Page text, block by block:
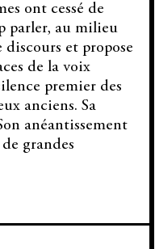
ont cessé de
parler, au milieu
et propose
de la voix
premier des
anciens. Sa
anéantissement
grandes